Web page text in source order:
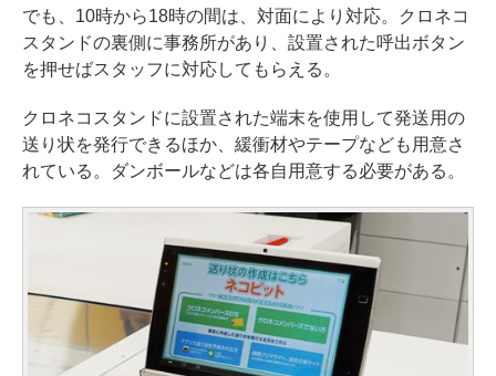
でも、10時から18時の間は、対面により対応。クロネコ
スタンドの裏側に事務所があり、設置された呼出ボタン
を押せばスタッフに対応してもらえる。
クロネコスタンドに設置された端末を使用して発送用の
送り状を発行できるほか、緩衝材やテープなども用意さ
れている。ダンボールなどは各自用意する必要がある。